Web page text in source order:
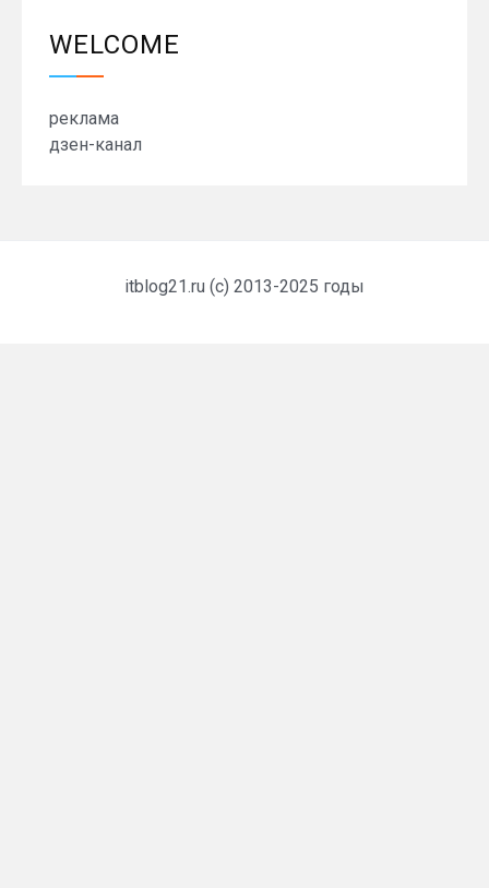
WELCOME
реклама
дзен-канал
itblog21.ru (c) 2013-2025 годы